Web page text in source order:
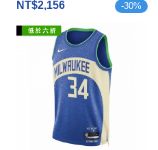
NT$2,156
-30%